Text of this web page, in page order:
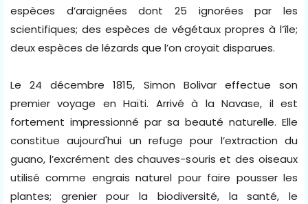
espèces d’araignées dont 25 ignorées par les
scientifiques; des espèces de végétaux propres à l’île;
deux espèces de lézards que l’on croyait disparues.
Le 24 décembre 1815, Simon Bolivar effectue son
premier voyage en Haïti. Arrivé à la Navase, il est
fortement impressionné par sa beauté naturelle. Elle
constitue aujourd'hui un refuge pour l’extraction du
guano, l’excrément des chauves-souris et des oiseaux
utilisé comme engrais naturel pour faire pousser les
plantes; grenier pour la biodiversité, la santé, le